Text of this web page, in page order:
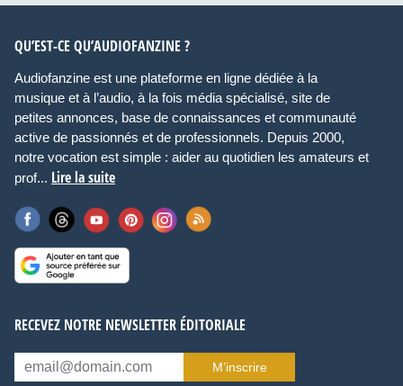
QU’EST-CE QU’AUDIOFANZINE ?
Audiofanzine est une plateforme en ligne dédiée à la
musique et à l’audio, à la fois média spécialisé, site de
petites annonces, base de connaissances et communauté
active de passionnés et de professionnels. Depuis 2000,
notre vocation est simple : aider au quotidien les amateurs et
prof... Lire la suite
RECEVEZ NOTRE NEWSLETTER ÉDITORIALE
M’inscrire